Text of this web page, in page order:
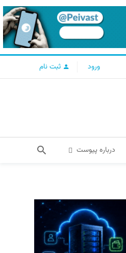
ورود ثبت نام
درباره پیوست